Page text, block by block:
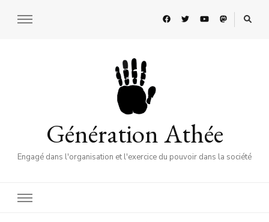
Génération Athée
Engagé dans l'organisation et l'exercice du pouvoir dans la société